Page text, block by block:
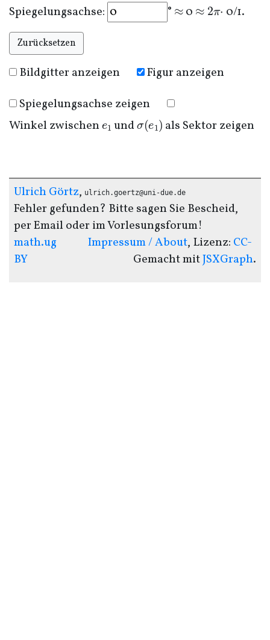
Spiegelungsachse:
° 0 2 0/1.
Zurücksetzen
Bildgitter anzeigen
Figur anzeigen
Spiegelungsachse zeigen
Winkel zwischen
und (e ) als Sektor zeigen
Ulrich Görtz, ulrich.goertz@uni-due.de
Fehler gefunden? Bitte sagen Sie Bescheid,
per Email oder im Vorlesungsforum!
math.ug
Impressum / About, Lizenz: CC-
BY
Gemacht mitJSXGraph.